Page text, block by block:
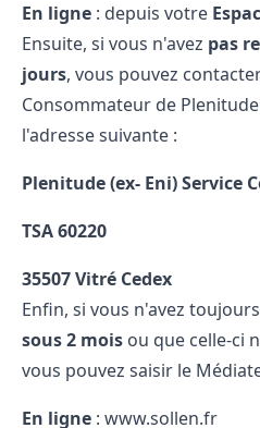
En ligne : depuis votre
Ensuite, si vous n'avez pas
jours, vous pouvez
Consommateur de
l'adresse suivante :
Plenitude (ex- Eni) Service
TSA 60220
35507 Vitré Cedex
Enfin, si vous n'avez
sous 2 mois ou que celle-ci
vous pouvez saisir le
En ligne : www.sollen.fr